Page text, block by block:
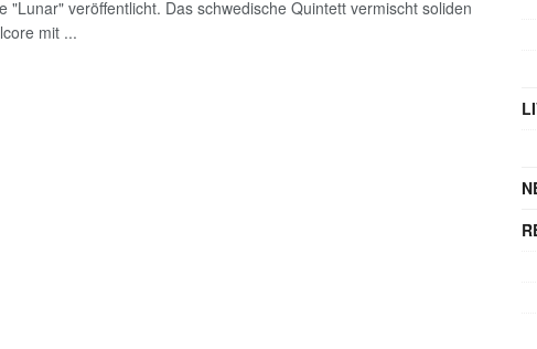
"Lunar" veröffentlicht. Das schwedische Quintett vermischt soliden
mit ...